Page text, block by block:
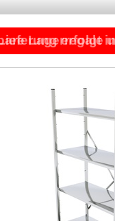
Lagerregale
erfolgt